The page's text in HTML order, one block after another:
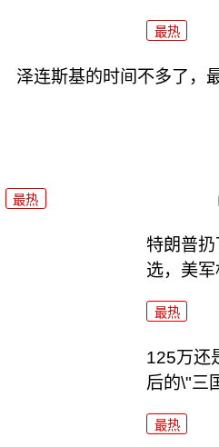
最热
泽连斯基的时间不多了，
最热
特朗普
选，美
最热
125万还
后的\"三
最热